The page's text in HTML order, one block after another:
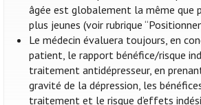
âgée est globalement la même que
plus jeunes (voir rubrique
Le médecin évaluera toujours, en
patient, le rapport bénéfice/risque
traitement antidépresseur, en
gravité de la dépression, les
traitement et le risque d’effets